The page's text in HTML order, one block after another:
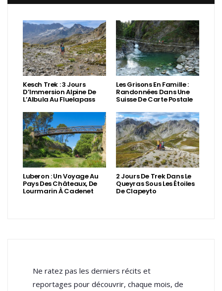
Kesch Trek : 3 Jours
D’Immersion Alpine De
L’Albula Au Fluelapass
Les Grisons En Famille :
Randonnées Dans Une
Suisse De Carte Postale
Luberon : Un Voyage Au
Pays Des Châteaux, De
Lourmarin À Cadenet
2 Jours De Trek Dans Le
Queyras Sous Les Étoiles
De Clapeyto
Ne ratez pas les derniers récits et
reportages pour découvrir, chaque mois, de